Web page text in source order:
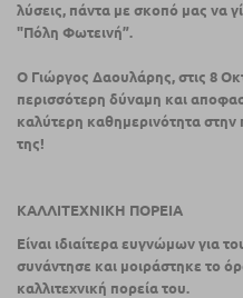
λύσεις, πάντα με σκοπό μας να
"Πόλη Φωτεινή”.
Ο Γιώργος Δαουλάρης, στις 8
περισσότερη δύναμη και
καλύτερη καθημερινότητα στην
της!
ΚΑΛΛΙΤΕΧΝΙΚΗ ΠΟΡΕΙΑ
Είναι ιδιαίτερα ευγνώμων για
συνάντησε και µοιράστηκε το
καλλιτεχνική πορεία του.